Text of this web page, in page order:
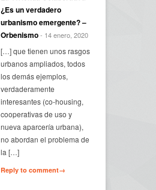
¿Es un verdadero
urbanismo emergente? –
Orbenismo- 14 enero, 2020
[…] que tienen unos rasgos
urbanos ampliados, todos
los demás ejemplos,
verdaderamente
interesantes (co-housing,
cooperativas de uso y
nueva aparcería urbana),
no abordan el problema de
la […]
Reply to comment→